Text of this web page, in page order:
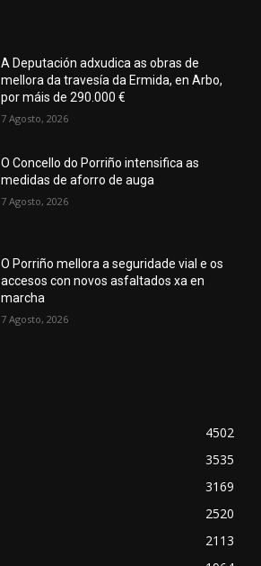
A Deputación adxudica as obras de
mellora da travesía da Ermida, en Arbo,
por máis de 290.000 €
7 Agosto, 2026
O Concello do Porriño intensifica as
medidas de aforro de auga
7 Agosto, 2026
O Porriño mellora a seguridade vial e os
accesos con novos asfaltados xa en
marcha
7 Agosto, 2026
4502
3535
3169
2520
2113